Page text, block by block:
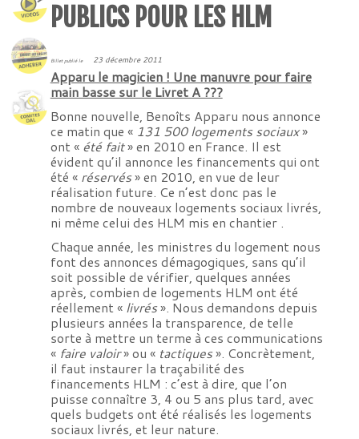
PUBLICS POUR LES HLM
Billet publié le 23 décembre 2011
Apparu le magicien ! Une manuvre pour faire
main basse sur le Livret A ???
Bonne nouvelle, Benoîts Apparu nous annonce
ce matin que « 131 500 logements sociaux»
ont « été fait» en 2010 en France. Il est
évident qu’il annonce les financements qui ont
été « réservés» en 2010, en vue de leur
réalisation future. Ce n’est donc pas le
nombre de nouveaux logements sociaux livrés,
ni même celui des HLM mis en chantier .
Chaque année, les ministres du logement nous
font des annonces démagogiques, sans qu’il
soit possible de vérifier, quelques années
après, combien de logements HLM ont été
réellement « livrés». Nous demandons depuis
plusieurs années la transparence, de telle
sorte à mettre un terme à ces communications
« faire valoir» ou « tactiques». Concrètement,
il faut instaurer la traçabilité des
financements HLM : c’est à dire, que l’on
puisse connaître 3, 4 ou 5 ans plus tard, avec
quels budgets ont été réalisés les logements
sociaux livrés, et leur nature.